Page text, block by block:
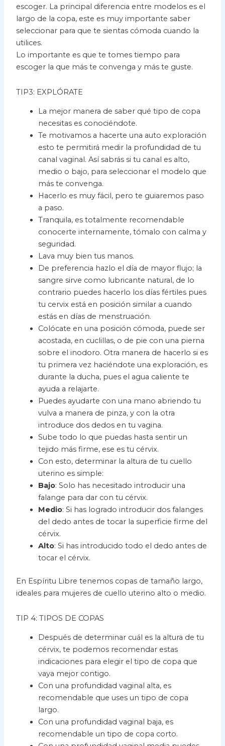
escoger. La principal diferencia entre modelos es el
largo de la copa, este es muy importante saber
seleccionar para que te sientas cómoda cuando la
utilices.
Lo importante es que te tomes tiempo para
escoger la que más te convenga y más te guste.
TIP3: EXPLÓRATE
La mejor manera de saber qué tipo de copa
necesitas es conociéndote.
Te motivamos a hacerte una auto exploración
esto te permitirá medir la profundidad de tu
canal vaginal. Así sabrás si tu canal es alto,
medio o bajo, para seleccionar el modelo que
más te convenga.
Hacerlo es muy fácil, pero te guiaremos paso
a paso.
Tranquila, es totalmente recomendable
conocerte internamente, tómalo con calma y
seguridad.
Lava muy bien tus manos.
De preferencia hazlo el día de mayor flujo; la
sangre sirve como lubricante natural, de lo
contrario puedes hacerlo los días fértiles pues
tu cervix está en posición similar a cuando
estás en días de menstruación.
Colócate en una posición cómoda, puede ser
acostada, en cuclillas, o de pie con una pierna
sobre el inodoro. Otra manera de hacerlo si es
tu primera vez haciéndote una exploración, es
durante la ducha, pues el agua caliente te
ayuda a relajarte.
Puedes ayudarte con una mano abriendo tu
vulva a manera de pinza, y con la otra
introduce dos dedos en tu vagina.
Sube todo lo que puedas hasta sentir un
tejido más firme, ese es tu cérvix.
Con esto, determinar la altura de tu cuello
uterino es simple:
Bajo: Solo has necesitado introducir una
falange para dar con tu cérvix.
Medio: Si has logrado introducir dos falanges
del dedo antes de tocar la superficie firme del
cérvix.
Alto: Si has introducido todo el dedo antes de
tocar el cérvix.
En Espíritu Libre tenemos copas de tamaño largo,
ideales para mujeres de cuello uterino alto o medio.
TIP 4: TIPOS DE COPAS
Después de determinar cuál es la altura de tu
cérvix, te podemos recomendar estas
indicaciones para elegir el tipo de copa que
vaya mejor contigo.
Con una profundidad vaginal alta, es
recomendable que uses un tipo de copa
largo.
Con una profundidad vaginal baja, es
recomendable un tipo de copa corto.